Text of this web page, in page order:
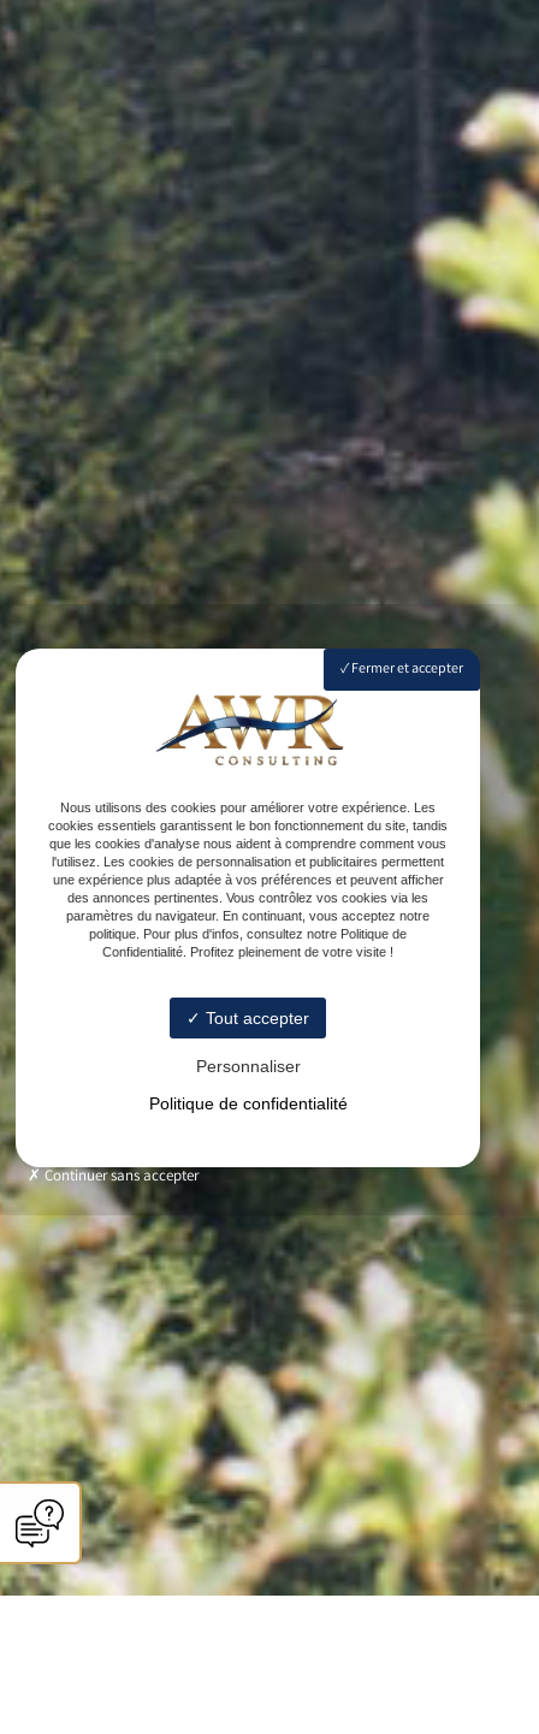
Fermer et accepter
Nous utilisons des cookies pour améliorer votre expérience. Les
cookies essentiels garantissent le bon fonctionnement du site, tandis
que les cookies d'analyse nous aident à comprendre comment vous
l'utilisez. Les cookies de personnalisation et publicitaires permettent
une expérience plus adaptée à vos préférences et peuvent afficher
des annonces pertinentes. Vous contrôlez vos cookies via les
paramètres du navigateur. En continuant, vous acceptez notre
politique. Pour plus d'infos, consultez notre Politique de
Confidentialité. Profitez pleinement de votre visite !
Tout accepter
Personnaliser
Politique de confidentialité
Continuer sans accepter